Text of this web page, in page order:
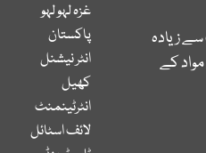
زیادہ
کے
غزہ لہو لہو
پاکستان
انٹر نیشنل
کھیل
انٹرٹینمنٹ
لائف اسٹائل